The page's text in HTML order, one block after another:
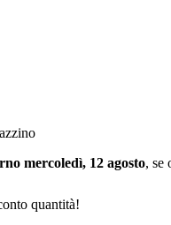
mercoledì, 12 agosto, se
quantità!